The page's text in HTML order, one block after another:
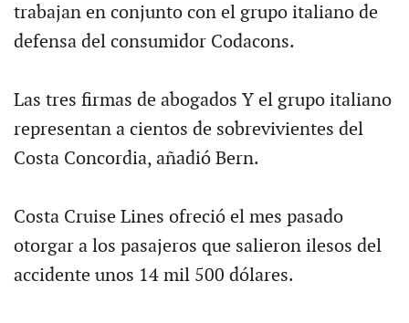
trabajan en conjunto con el grupo italiano de
defensa del consumidor Codacons.
Las tres firmas de abogados Y el grupo italiano
representan a cientos de sobrevivientes del
Costa Concordia, añadió Bern.
Costa Cruise Lines ofreció el mes pasado
otorgar a los pasajeros que salieron ilesos del
accidente unos 14 mil 500 dólares.